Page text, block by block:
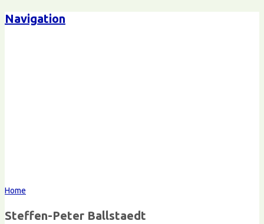
Navigation
Home
Steffen-Peter Ballstaedt